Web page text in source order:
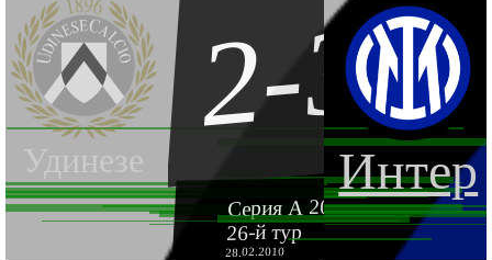
Удинезе Интер
2-3
Серия А 2009-2010
26-й тур
28.02.2010